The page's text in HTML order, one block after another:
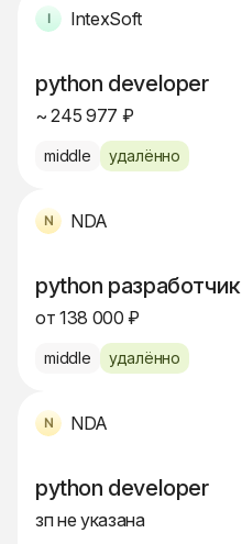
IntexSoft
python developer
~ 245 977 ₽
middle удалённо
NDA
python разработчик
от 138 000 ₽
middle удалённо
NDA
python developer
зп не указана